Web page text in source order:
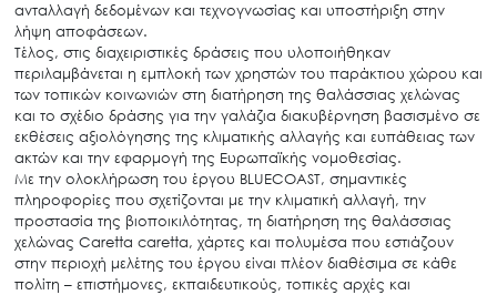
Search
for:
Ο.ΦΥ.ΠΕ.Κ.Α.
Νέα – Δημοσιότητα
Άξονες δράσης
ανταλλαγή δεδομένων και τεχνογνωσίας και υποστήριξη στην
λήψη αποφάσεων.
Τέλος, στις διαχειριστικές δράσεις που υλοποιήθηκαν
περιλαμβάνεται η εμπλοκή των χρηστών του παράκτιου χώρου και
των τοπικών κοινωνιών στη διατήρηση της θαλάσσιας χελώνας
και το σχέδιο δράσης για την γαλάζια διακυβέρνηση βασισμένο σε
εκθέσεις αξιολόγησης της κλιματικής αλλαγής και ευπάθειας των
ακτών και την εφαρμογή της Ευρωπαϊκής νομοθεσίας.
Με την ολοκλήρωση του έργου BLUECOAST, σημαντικές
πληροφορίες που σχετίζονται με την κλιματική αλλαγή, την
προστασία της βιοποικιλότητας, τη διατήρηση της θαλάσσιας
χελώνας Caretta caretta, χάρτες και πολυμέσα που εστιάζουν
στην περιοχή μελέτης του έργου είναι πλέον διαθέσιμα σε κάθε
πολίτη – επιστήμονες, εκπαιδευτικούς, τοπικές αρχές και